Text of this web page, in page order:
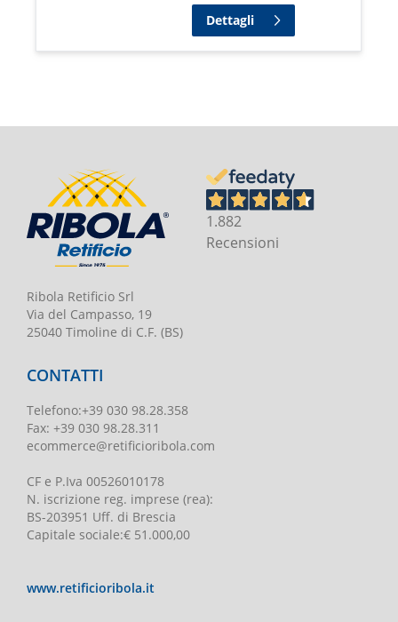
Dettagli
Ribola Retificio Srl
Via del Campasso, 19
25040 Timoline di C.F. (BS)
1.882
Recensioni
CONTATTI
Telefono:+39 030 98.28.358
Fax: +39 030 98.28.311
ecommerce@retificioribola.com
CF e P.Iva 00526010178
N. iscrizione reg. imprese (rea):
BS-203951 Uff. di Brescia
Capitale sociale:€ 51.000,00
www.retificioribola.it